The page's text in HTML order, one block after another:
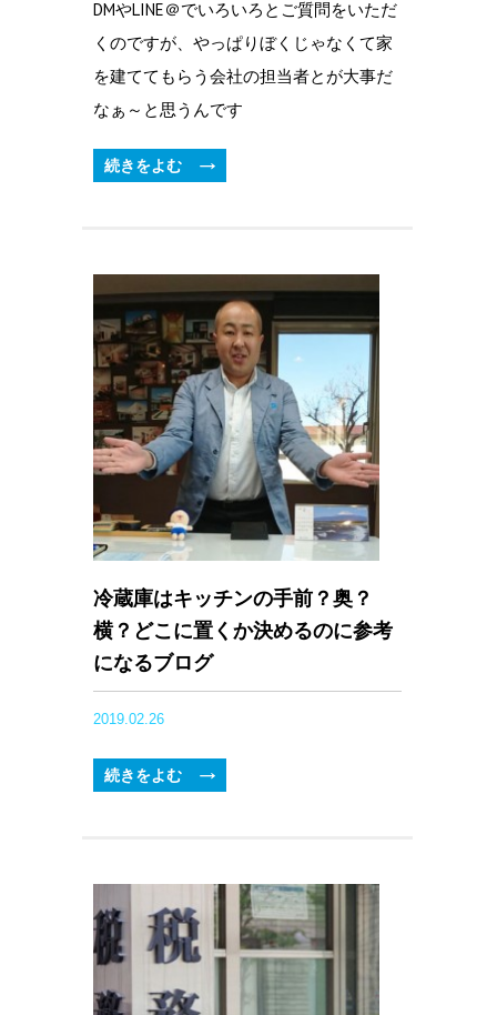
DMやLINE＠でいろいろとご質問をいただ
くのですが、やっぱりぼくじゃなくて家
を建ててもらう会社の担当者とが大事だ
なぁ～と思うんです
続きをよむ
冷蔵庫はキッチンの手前？奥？
横？どこに置くか決めるのに参考
になるブログ
2019.02.26
続きをよむ